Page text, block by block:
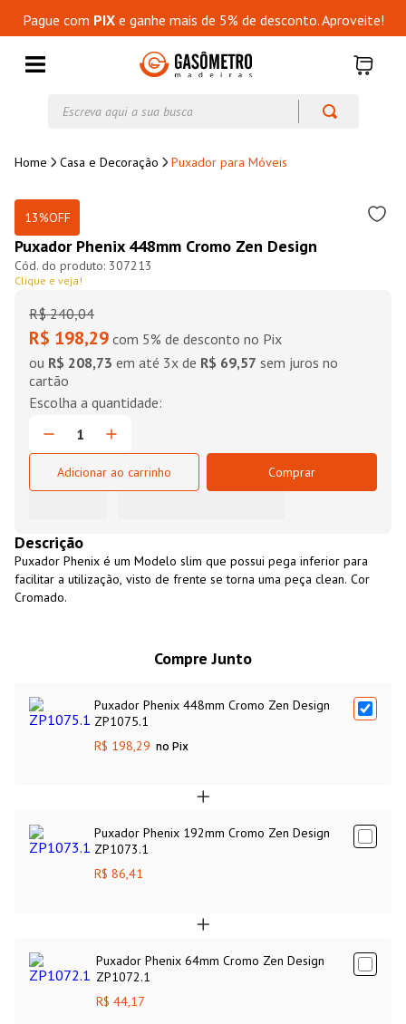
Pague com PIXe ganhe mais de 5% de desconto. Aproveite!
Casa e Decoração Puxador para Móveis
13%OFF
Puxador Phenix 448mm Cromo Zen Design
307213
Clique e veja!
R$ 240,04
R$ 198,29 com 5% de desconto no Pix
ou R$ 208,73 em até 3x de R$ 69,57 sem juros no
cartão
Adicionar ao carrinho Comprar
Descrição
Puxador Phenix é um Modelo slim que possui pega inferior para
facilitar a utilização, visto de frente se torna uma peça clean. Cor
Cromado.
Compre Junto
Puxador Phenix 448mm Cromo Zen Design
ZP1075.1
R$ 198,29 no Pix
Puxador Phenix 192mm Cromo Zen Design
ZP1073.1
R$ 86,41
Puxador Phenix 64mm Cromo Zen Design
ZP1072.1
R$ 44,17